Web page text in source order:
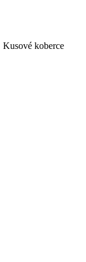
Kusové koberce